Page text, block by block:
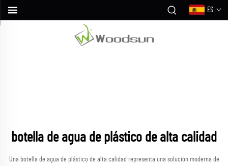
ES
botella de agua de plástico de alta calidad
Una botella de agua de plástico de alta calidad representa una solución moderna de